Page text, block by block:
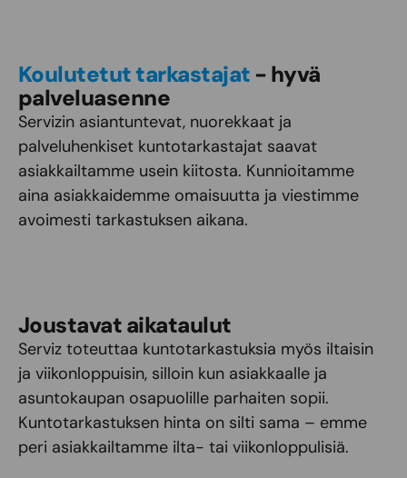
Koulutetut tarkastajat - hyvä
palveluasenne
Servizin asiantuntevat, nuorekkaat ja
palveluhenkiset kuntotarkastajat saavat
asiakkailtamme usein kiitosta. Kunnioitamme
aina asiakkaidemme omaisuutta ja viestimme
avoimesti tarkastuksen aikana.
Joustavat aikataulut
Serviz toteuttaa kuntotarkastuksia myös iltaisin
ja viikonloppuisin, silloin kun asiakkaalle ja
asuntokaupan osapuolille parhaiten sopii.
Kuntotarkastuksen hinta on silti sama – emme
peri asiakkailtamme ilta- tai viikonloppulisiä.